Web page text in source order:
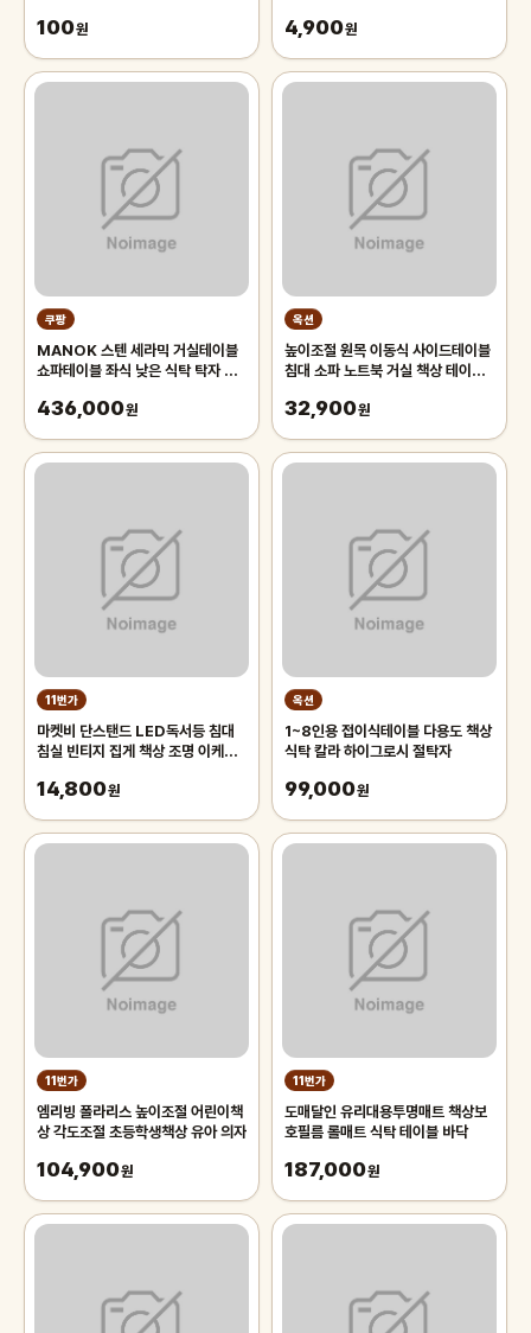
100원 4,900원
쿠팡
MANOK 스텐 세라믹 거실테이블
쇼파테이블 좌식 낮은 식탁 탁자 홈
Marbling
436,000원
옥션
높이조절 원목 이동식 사이드테이블
침대 소파 노트북 거실 책상 테이블
32,900원
11번가
마켓비 단스탠드 LED독서등 침대
침실 빈티지 집게 책상 조명 이케아
14,800원
옥션
1~8인용 접이식테이블 다용도 책상
식탁 칼라 하이그로시 절탁자
99,000원
11번가
엠리빙 폴라리스 높이조절 어린이책
상 각도조절 초등학생책상 유아 의자
104,900원
11번가
도매달인 유리대용투명매트 책상보
호필름 롤매트 식탁 테이블 바닥
187,000원